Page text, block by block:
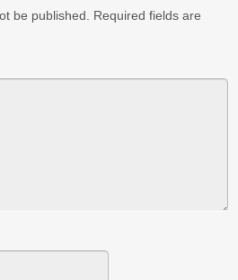
be published.
Required fields are